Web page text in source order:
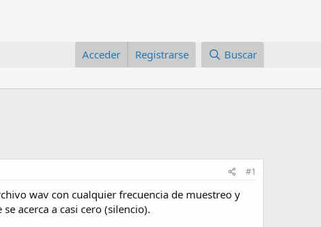
Acceder Registrarse Buscar
#1
wav con cualquier frecuencia de muestreo y
acerca a casi cero (silencio).